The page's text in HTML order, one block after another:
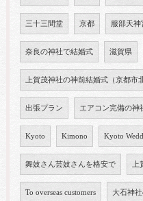
三十三間堂 京都 服部天神
奈良の神社で結婚式 滋賀県
上賀茂神社の神前結婚式（京都市
出張プラン エアコン完備の神
Kyoto Kimono Kyoto
舞妓さん芸妓さんを格安で
To overseas customers 大石神